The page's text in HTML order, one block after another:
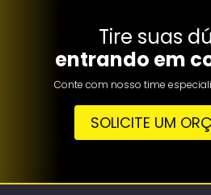
Tire suas
entrando em
Conte com nosso time
SOLICITE UM